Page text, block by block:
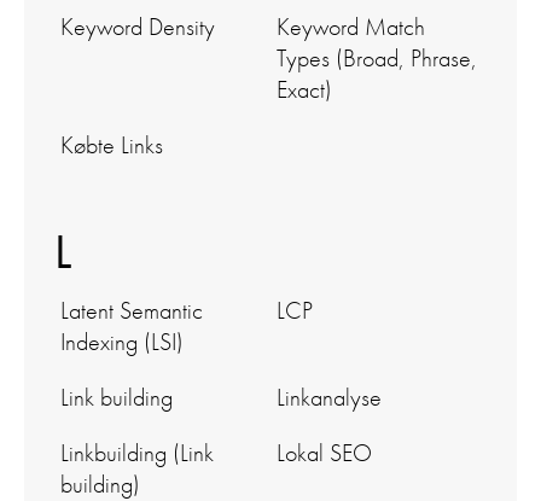
Keyword Density
Keyword Match
Types (Broad, Phrase,
Exact)
Købte Links
L
Latent Semantic
Indexing (LSI)
LCP
Link building
Linkanalyse
Linkbuilding (Link
building)
Lokal SEO